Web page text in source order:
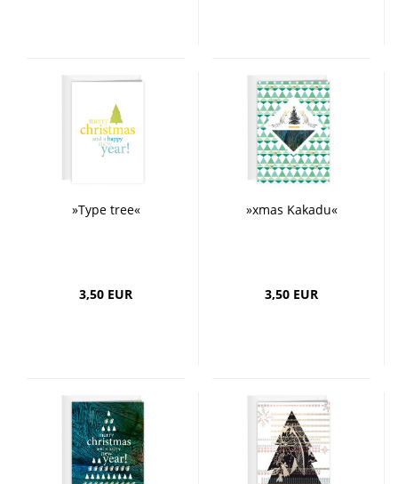
»Type tree«
3,50 EUR
»xmas Kakadu«
3,50 EUR